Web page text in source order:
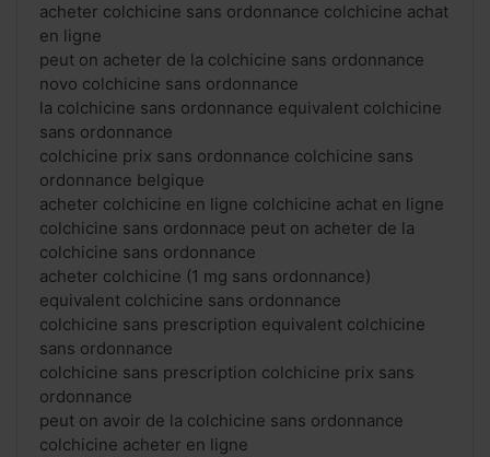
acheter colchicine sans ordonnance colchicine achat
en ligne
peut on acheter de la colchicine sans ordonnance
novo colchicine sans ordonnance
la colchicine sans ordonnance equivalent colchicine
sans ordonnance
colchicine prix sans ordonnance colchicine sans
ordonnance belgique
acheter colchicine en ligne colchicine achat en ligne
colchicine sans ordonnace peut on acheter de la
colchicine sans ordonnance
acheter colchicine (1 mg sans ordonnance)
equivalent colchicine sans ordonnance
colchicine sans prescription equivalent colchicine
sans ordonnance
colchicine sans prescription colchicine prix sans
ordonnance
peut on avoir de la colchicine sans ordonnance
colchicine acheter en ligne